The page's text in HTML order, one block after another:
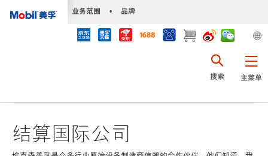
业务范围 • 品牌
主菜单
搜索
结算国际公司